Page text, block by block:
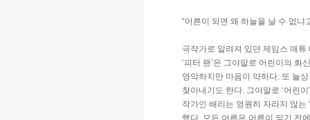
“어른이 되면 왜 하늘을 날 수 없
극작가로 알려져 있던 제임스 매
‘피터 팬’은 그야말로 어린이의 화
영악하지만 마음이 약하다. 또 늘
찾아내기도 한다. 그야말로 ‘어린
작가인 배리는 영원히 자라지 않는